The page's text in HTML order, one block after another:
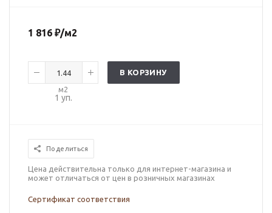
1 816 ₽/м2
м2
1 уп.
В КОРЗИНУ
Поделиться
Цена действительна только для интернет-магазина и
может отличаться от цен в розничных магазинах
Сертификат соответствия